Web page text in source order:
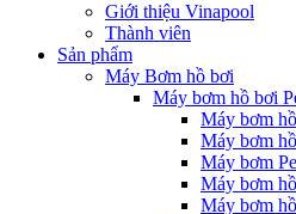
Giới thiệu Vinapool
Thành viên
Sản phẩm
Máy Bơm hồ bơi
Máy bơm hồ bơi
Máy bơm
Máy bơm
Máy bơm
Máy bơm
Máy bơm